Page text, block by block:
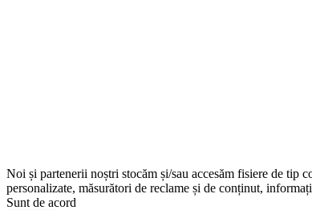
Noi și partenerii noștri stocăm și/sau accesăm fisiere de tip
personalizate, măsurători de reclame și de conținut,
Sunt de acord